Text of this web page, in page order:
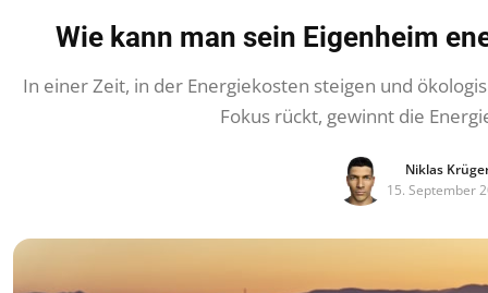
Wie kann man sein Eigenheim
In einer Zeit, in der Energiekosten steigen und
Fokus rückt, gewinnt die
Niklas
15. September